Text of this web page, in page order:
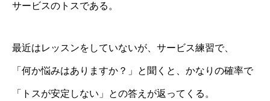
サービスのトスである。
最近はレッスンをしていないが、サービス練習で、
「何か悩みはありますか？」と聞くと、かなりの確率で
「トスが安定しない」との答えが返ってくる。